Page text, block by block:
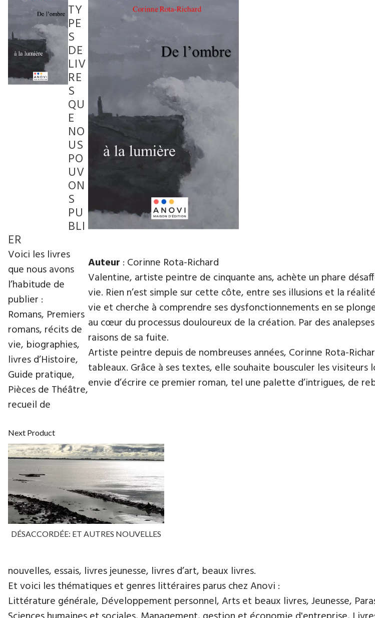
Auteur : Corinne Rota-Richard
Valentine, artiste peintre de cinquante ans, achète un phare
vie. Rien n’est simple sur cette côte, entre ses illusions et la
vie et cherche à comprendre ses dysfonctionnements en se
au cœur du processus douloureux de la création. Par des
raisons de sa fuite.
Artiste peintre depuis de nombreuses années, Corinne Rota-
tableaux. Grâce à ses textes, elle souhaite bousculer les
envie d’écrire ce premier roman, tel une palette d’intrigues, de
Next Product
DÉSACCORDÉE: ET AUTRES NOUVELLES
TY
PE
S
DE
LIV
RE
S
QU
E
NO
US
PO
UV
ON
S
PU
BLI
ER
Voici les livres
que nous avons
l’habitude de
publier :
Romans, Premiers
romans, récits de
vie, biographies,
livres d’Histoire,
Guide pratique,
Pièces de Théâtre,
recueil de
nouvelles, essais, livres jeunesse, livres d’art, beaux livres.
Et voici les thématiques et genres littéraires parus chez Anovi :
Littérature générale, Développement personnel, Arts et beaux livres, Jeunesse,